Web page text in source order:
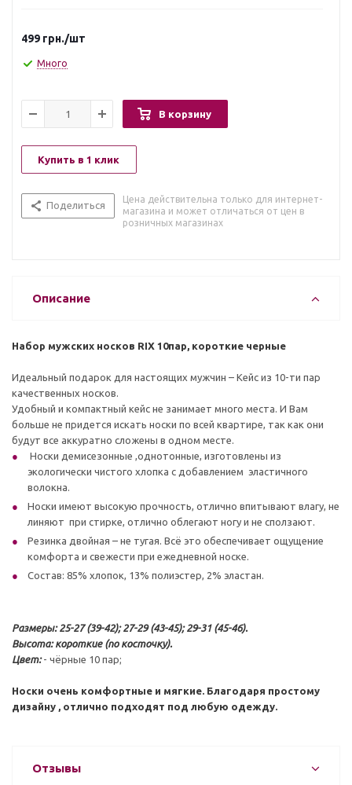
499 грн./шт
Много
В корзину
Купить в 1 клик
Поделиться
Цена действительна только для интернет-
магазина и может отличаться от цен в
розничных магазинах
Описание
Набор мужских носков RIX 10пар, короткие черные
Идеальный подарок для настоящих мужчин – Кейс из 10-ти пар
качественных носков.
Удобный и компактный кейс не занимает много места. И Вам
больше не придется искать носки по всей квартире, так как они
будут все аккуратно сложены в одном месте.
Носки демисезонные ,однотонные, изготовлены из
экологически чистого хлопка с добавлением эластичного
волокна.
Носки имеют высокую прочность, отлично впитывают влагу, не
линяют при стирке, отлично облегают ногу и не сползают.
Резинка двойная – не тугая. Всё это обеспечивает ощущение
комфорта и свежести при ежедневной носке.
Состав: 85% хлопок, 13% полиэстер, 2% эластан.
Размеры: 25-27 (39-42); 27-29 (43-45); 29-31 (45-46).
Высота: короткие (по косточку).
Цвет:- чёрные 10 пар;
Носки очень комфортные и мягкие. Благодаря простому
дизайну , отлично подходят под любую одежду.
Отзывы